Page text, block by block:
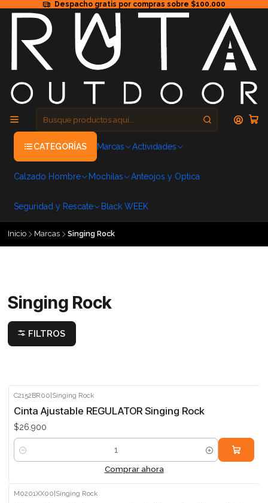
Despacho gratis por compras sobre $100.000
CATEGORÍAS Marcas Actividades
Calzado Hombre Mochilas Anteojos y Optica
Seguridad y Rescate Black WEEK
Inicio Marcas Singing Rock
Singing Rock
FILTROS
C2152BR00|Singing Rock
Cinta Ajustable REGULATOR Singing Rock
$26.900
Cantidad
Comprar ahora
M0201XX00|Singing Rock